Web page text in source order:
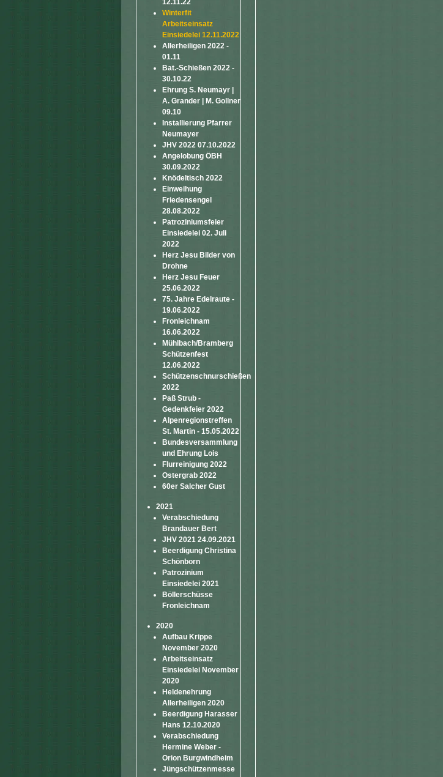
12.11.22
Winterfit
Arbeitseinsatz
Einsiedelei 12.11.2022
Allerheiligen 2022 -
01.11
Bat.-Schießen 2022 -
30.10.22
Ehrung S. Neumayr |
A. Grander | M. Gollner
09.10
Installierung Pfarrer
Neumayer
JHV 2022 07.10.2022
Angelobung ÖBH
30.09.2022
Knödeltisch 2022
Einweihung
Friedensengel
28.08.2022
Patroziniumsfeier
Einsiedelei 02. Juli
2022
Herz Jesu Bilder von
Drohne
Herz Jesu Feuer
25.06.2022
75. Jahre Edelraute -
19.06.2022
Fronleichnam
16.06.2022
Mühlbach/Bramberg
Schützenfest
12.06.2022
Schützenschnurschießen
2022
Paß Strub -
Gedenkfeier 2022
Alpenregionstreffen
St. Martin - 15.05.2022
Bundesversammlung
und Ehrung Lois
Flurreinigung 2022
Ostergrab 2022
60er Salcher Gust
2021
Verabschiedung
Brandauer Bert
JHV 2021 24.09.2021
Beerdigung Christina
Schönborn
Patrozinium
Einsiedelei 2021
Böllerschüsse
Fronleichnam
2020
Aufbau Krippe
November 2020
Arbeitseinsatz
Einsiedelei November
2020
Heldenehrung
Allerheiligen 2020
Beerdigung Harasser
Hans 12.10.2020
Verabschiedung
Hermine Weber -
Orion Burgwindheim
Jüngschützenmesse